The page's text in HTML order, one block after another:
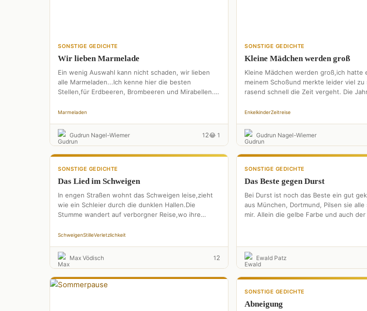
SONSTIGE GEDICHTE
Wir lieben Marmelade
Ein wenig Auswahl kann nicht schaden, wir lieben
alle Marmeladen...Ich kenne hier die besten
Stellen,für Erdbeeren, Brombeeren und Mirabellen.
Marmeladen
Gudrun Nagel-Wiemer 1 2😂 1
SONSTIGE GEDICHTE
Kleine Mädchen werden groß
Kleine Mädchen werden groß,ich hatte
meinem Schoßund merkte leider viel zu
rasend schnell die Zeit vergeht. Die
EnkelkinderZeitreise
Gudrun Nagel-Wiemer
SONSTIGE GEDICHTE
Das Lied im Schweigen
In engen Straßen wohnt das Schweigen leise,zieht
wie ein Schleier durch die dunklen Hallen.Die
Stumme wandert auf verborgner Reise,wo ihre
SchweigenStilleVerletzlichkeit
Max Vödisch 1 2
SONSTIGE GEDICHTE
Das Beste gegen Durst
Bei Durst ist noch das Beste ein gut
aus München, Dortmund, Pilsen sie alle
mir. Allein die gelbe Farbe und auch
Ewald Patz
SONSTIGE GEDICHTE
Abneigung